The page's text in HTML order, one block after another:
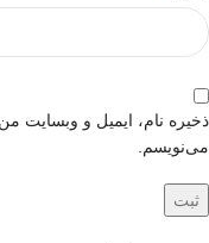
ذخیره نام، ایمیل و وبسایت
می‌نویسم.